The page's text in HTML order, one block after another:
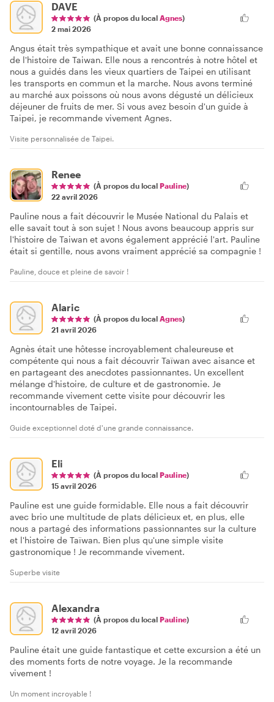
DAVE
(À propos du local Agnes)
2 mai 2026
Angus était très sympathique et avait une bonne connaissance
de l'histoire de Taiwan. Elle nous a rencontrés à notre hôtel et
nous a guidés dans les vieux quartiers de Taipei en utilisant
les transports en commun et la marche. Nous avons terminé
au marché aux poissons où nous avons dégusté un délicieux
déjeuner de fruits de mer. Si vous avez besoin d'un guide à
Taipei, je recommande vivement Agnes.
Visite personnalisée de Taipei.
Renee
(À propos du local Pauline)
22 avril 2026
Pauline nous a fait découvrir le Musée National du Palais et
elle savait tout à son sujet ! Nous avons beaucoup appris sur
l'histoire de Taiwan et avons également apprécié l'art. Pauline
était si gentille, nous avons vraiment apprécié sa compagnie !
Pauline, douce et pleine de savoir !
Alaric
(À propos du local Agnes)
21 avril 2026
Agnès était une hôtesse incroyablement chaleureuse et
compétente qui nous a fait découvrir Taïwan avec aisance et
en partageant des anecdotes passionnantes. Un excellent
mélange d'histoire, de culture et de gastronomie. Je
recommande vivement cette visite pour découvrir les
incontournables de Taipei.
Guide exceptionnel doté d'une grande connaissance.
Eli
(À propos du local Pauline)
15 avril 2026
Pauline est une guide formidable. Elle nous a fait découvrir
avec brio une multitude de plats délicieux et, en plus, elle
nous a partagé des informations passionnantes sur la culture
et l'histoire de Taïwan. Bien plus qu'une simple visite
gastronomique ! Je recommande vivement.
Superbe visite
Alexandra
(À propos du local Pauline)
12 avril 2026
Pauline était une guide fantastique et cette excursion a été un
des moments forts de notre voyage. Je la recommande
vivement !
Un moment incroyable !